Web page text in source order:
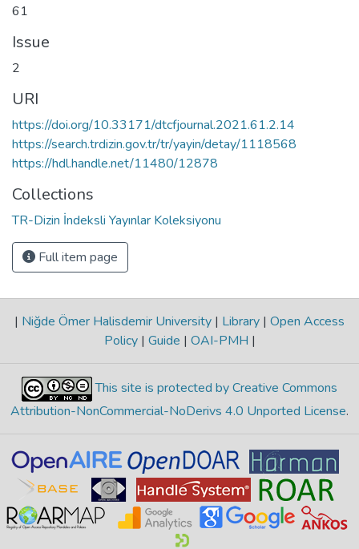
61
Issue
2
URI
https://doi.org/10.33171/dtcfjournal.2021.61.2.14
https://search.trdizin.gov.tr/tr/yayin/detay/1118568
https://hdl.handle.net/11480/12878
Collections
TR-Dizin İndeksli Yayınlar Koleksiyonu
Full item page
| Niğde Ömer Halisdemir University | Library | Open Access
Policy | Guide | OAI-PMH |
This site is protected by Creative Commons
Attribution-NonCommercial-NoDerivs 4.0 Unported License.